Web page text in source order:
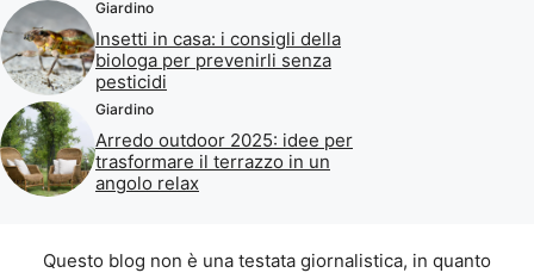
Giardino
Insetti in casa: i consigli della
biologa per prevenirli senza
pesticidi
Giardino
Arredo outdoor 2025: idee per
trasformare il terrazzo in un
angolo relax
Questo blog non è una testata giornalistica, in quanto